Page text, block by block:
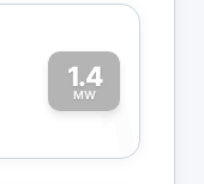
1.4
MW1